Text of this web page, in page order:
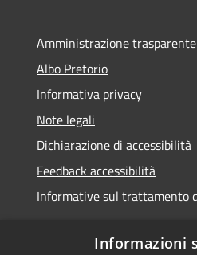
Amministrazione trasparente
Albo Pretorio
Informativa privacy
Note legali
Dichiarazione di accessibilità
Feedback accessibilità
Informative sul trattamento
Informazioni